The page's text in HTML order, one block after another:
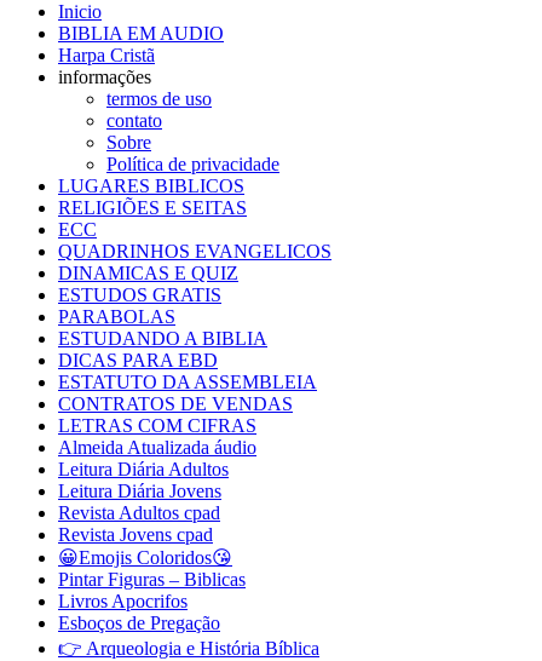
Inicio
BIBLIA EM AUDIO
Harpa Cristã
informações
termos de uso
contato
Sobre
Política de privacidade
LUGARES BIBLICOS
RELIGIÕES E SEITAS
ECC
QUADRINHOS EVANGELICOS
DINAMICAS E QUIZ
ESTUDOS GRATIS
PARABOLAS
ESTUDANDO A BIBLIA
DICAS PARA EBD
ESTATUTO DA ASSEMBLEIA
CONTRATOS DE VENDAS
LETRAS COM CIFRAS
Almeida Atualizada áudio
Leitura Diária Adultos
Leitura Diária Jovens
Revista Adultos cpad
Revista Jovens cpad
😀Emojis Coloridos😘
Pintar Figuras – Biblicas
Livros Apocrifos
Esboços de Pregação
👉 Arqueologia e História Bíblica